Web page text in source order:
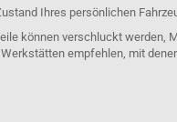
Ihres persönlichen
können verschluckt werden,
empfehlen, mit